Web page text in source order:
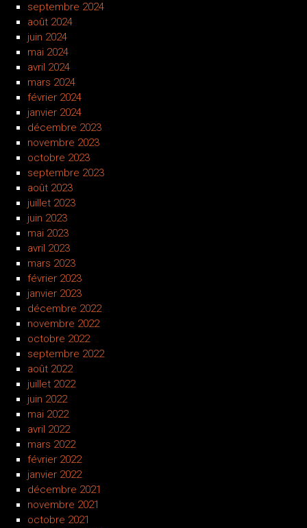
septembre 2024
août 2024
juin 2024
mai 2024
avril 2024
mars 2024
février 2024
janvier 2024
décembre 2023
novembre 2023
octobre 2023
septembre 2023
août 2023
juillet 2023
juin 2023
mai 2023
avril 2023
mars 2023
février 2023
janvier 2023
décembre 2022
novembre 2022
octobre 2022
septembre 2022
août 2022
juillet 2022
juin 2022
mai 2022
avril 2022
mars 2022
février 2022
janvier 2022
décembre 2021
novembre 2021
octobre 2021